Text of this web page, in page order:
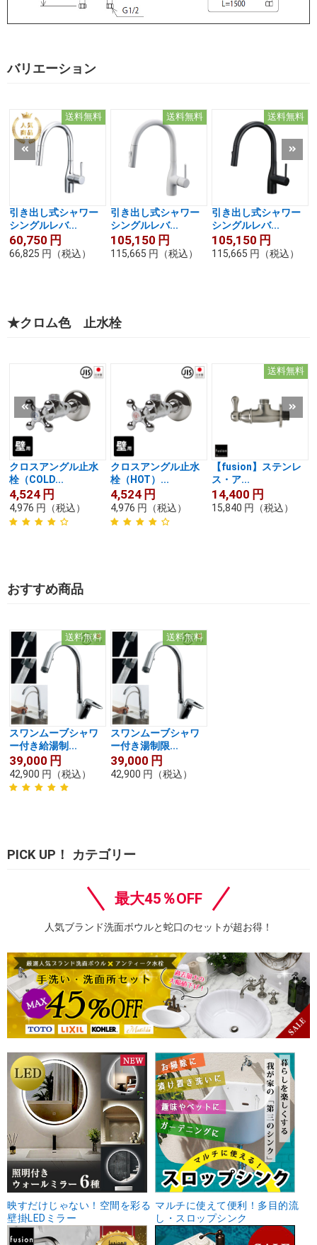
バリエーション
送料無料
引き出し式シャワー
シングルレバ...
60,750 円
66,825 円 （税込）
送料無料
引き出し式シャワー
シングルレバ...
105,150 円
115,665 円 （税込）
送料無料
引き出し式シャワー
シングルレバ...
105,150 円
115,665 円 （税込）
★クロム色 止水栓
クロスアングル止水
栓（COLD...
4,524 円
4,976 円 （税込）
クロスアングル止水
栓（HOT）...
4,524 円
4,976 円 （税込）
送料無料
【fusion】ステンレ
ス・ア...
14,400 円
15,840 円 （税込）
おすすめ商品
送料無料
スワンムーブシャワ
ー付き給湯制...
39,000 円
42,900 円 （税込）
送料無料
スワンムーブシャワ
ー付き湯制限...
39,000 円
42,900 円 （税込）
PICK UP！ カテゴリー
最大45％OFF
人気ブランド洗面ボウルと蛇口のセットが超お得！
映すだけじゃない！空間を彩る
壁掛LEDミラー
マルチに使えて便利！多目的流
し・スロップシンク